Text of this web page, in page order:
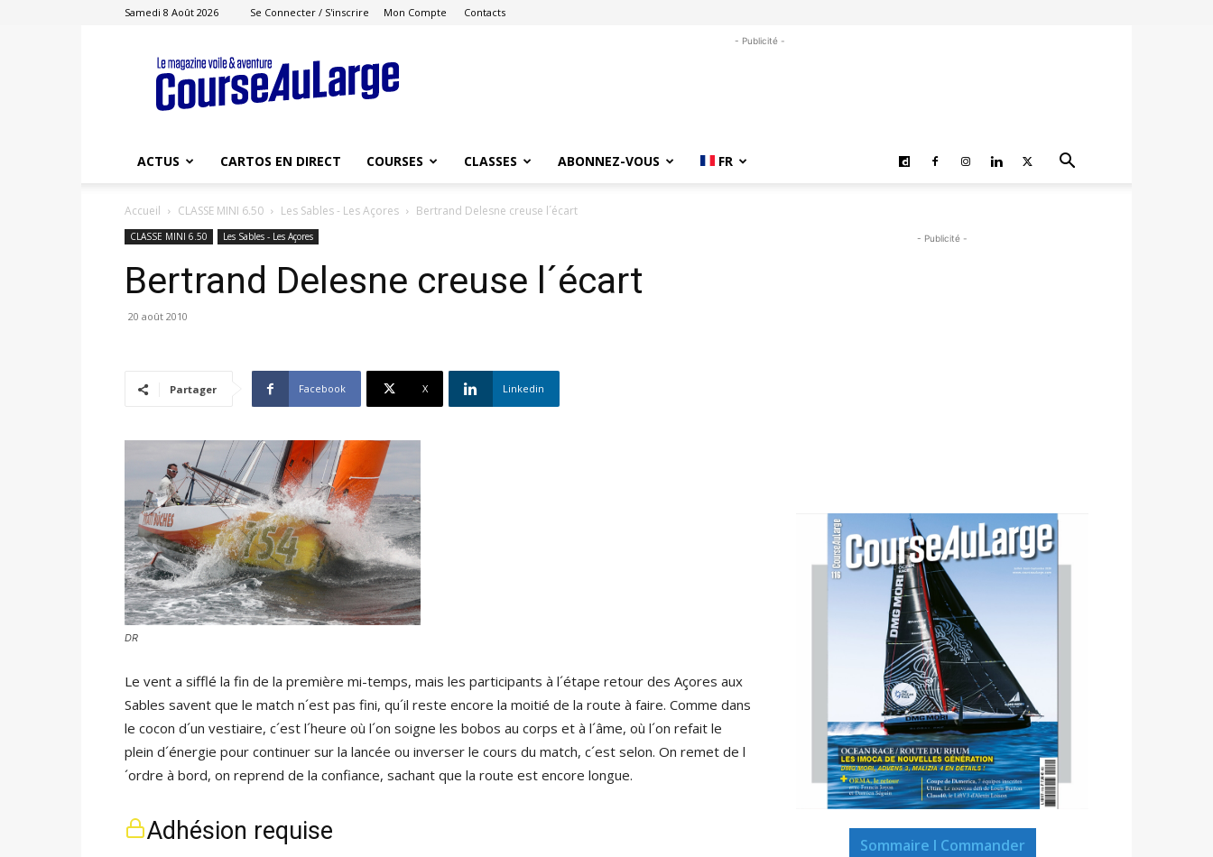
Samedi 8 Août 2026 Se Connecter / S'inscrire Mon Compte Contacts
Course
au
Large
- Publicité -
ACTUS CARTOS EN DIRECT COURSES CLASSES ABONNEZ-VOUS FR
Accueil CLASSE MINI 6.50 Les Sables - Les Açores Bertrand Delesne creuse l´écart
CLASSE MINI 6.50 Les Sables - Les Açores
Bertrand Delesne creuse l´écart
20 août 2010
Partager Facebook X Linkedin
DR
Le vent a sifflé la fin de la première mi-temps, mais les participants à l´étape retour des Açores aux
Sables savent que le match n´est pas fini, qu´il reste encore la moitié de la route à faire. Comme dans
le cocon d´un vestiaire, c´est l´heure où l´on soigne les bobos au corps et à l´âme, où l´on refait le
plein d´énergie pour continuer sur la lancée ou inverser le cours du match, c´est selon. On remet de l
´ordre à bord, on reprend de la confiance, sachant que la route est encore longue.
Adhésion requise
- Publicité -
Sommaire I Commander